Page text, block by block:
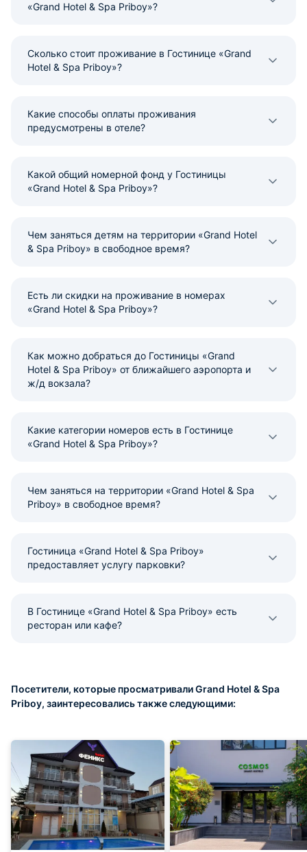
«Grand Hotel & Spa Priboy»?
Сколько стоит проживание в Гостинице «Grand
Hotel & Spa Priboy»?
Какие способы оплаты проживания
предусмотрены в отеле?
Какой общий номерной фонд у Гостиницы
«Grand Hotel & Spa Priboy»?
Чем заняться детям на территории «Grand Hotel
& Spa Priboy» в свободное время?
Есть ли скидки на проживание в номерах
«Grand Hotel & Spa Priboy»?
Как можно добраться до Гостиницы «Grand
Hotel & Spa Priboy» от ближайшего аэропорта и
ж/д вокзала?
Какие категории номеров есть в Гостинице
«Grand Hotel & Spa Priboy»?
Чем заняться на территории «Grand Hotel & Spa
Priboy» в свободное время?
Гостиница «Grand Hotel & Spa Priboy»
предоставляет услугу парковки?
В Гостинице «Grand Hotel & Spa Priboy» есть
ресторан или кафе?
Посетители, которые просматривали Grand Hotel & Spa
Priboy, заинтересовались также следующими: